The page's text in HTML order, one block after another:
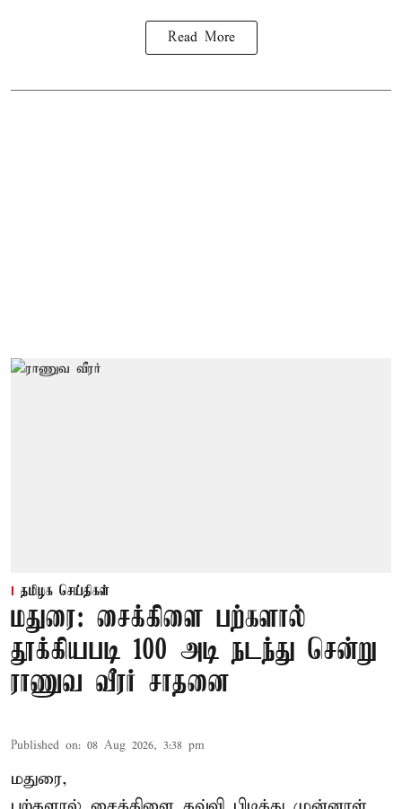
Read More
தமிழக செய்திகள்
மதுரை: சைக்கிளை பற்களால்
தூக்கியபடி 100 அடி நடந்து சென்று
ராணுவ வீரர் சாதனை
Published on: 08 Aug 2026, 3:38 pm
மதுரை,